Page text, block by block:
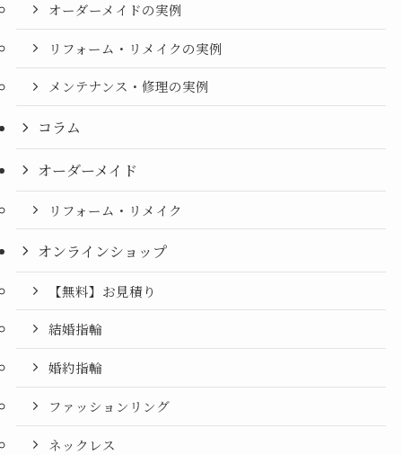
オーダーメイドの実例
リフォーム・リメイクの実例
メンテナンス・修理の実例
コラム
オーダーメイド
リフォーム・リメイク
オンラインショップ
【無料】お見積り
結婚指輪
婚約指輪
ファッションリング
ネックレス